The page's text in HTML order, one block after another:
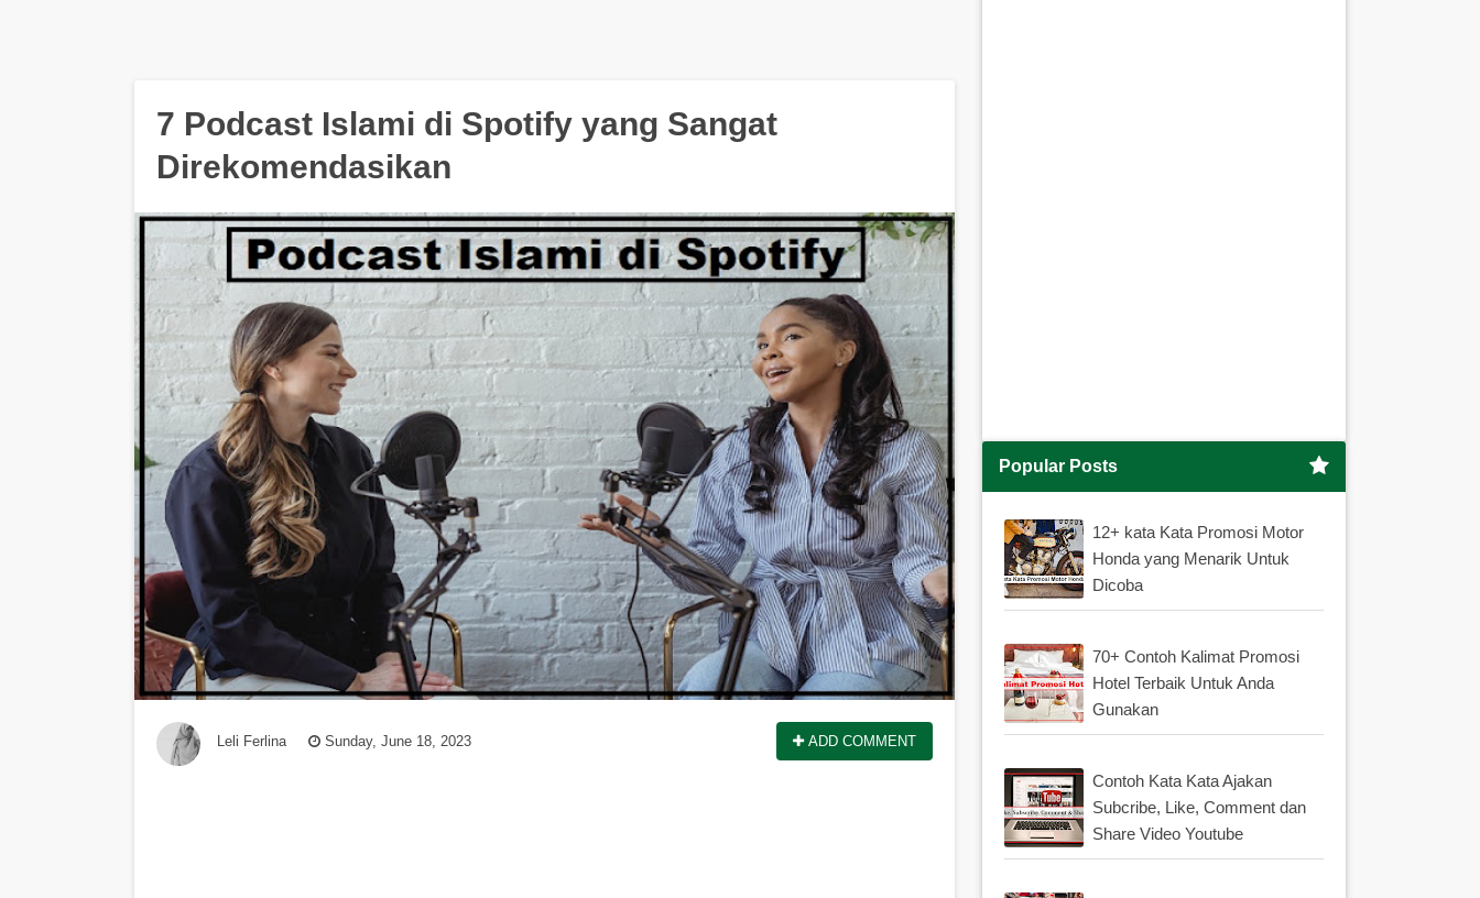
7 Podcast Islami di Spotify yang Sangat
Direkomendasikan
Leli Ferlina Sunday, June 18, 2023 ADD COMMENT
Popular Posts
12+ kata Kata Promosi Motor
Honda yang Menarik Untuk
Dicoba
70+ Contoh Kalimat Promosi
Hotel Terbaik Untuk Anda
Gunakan
Contoh Kata Kata Ajakan
Subcribe, Like, Comment dan
Share Video Youtube